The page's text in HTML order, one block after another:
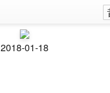
2018-01-18